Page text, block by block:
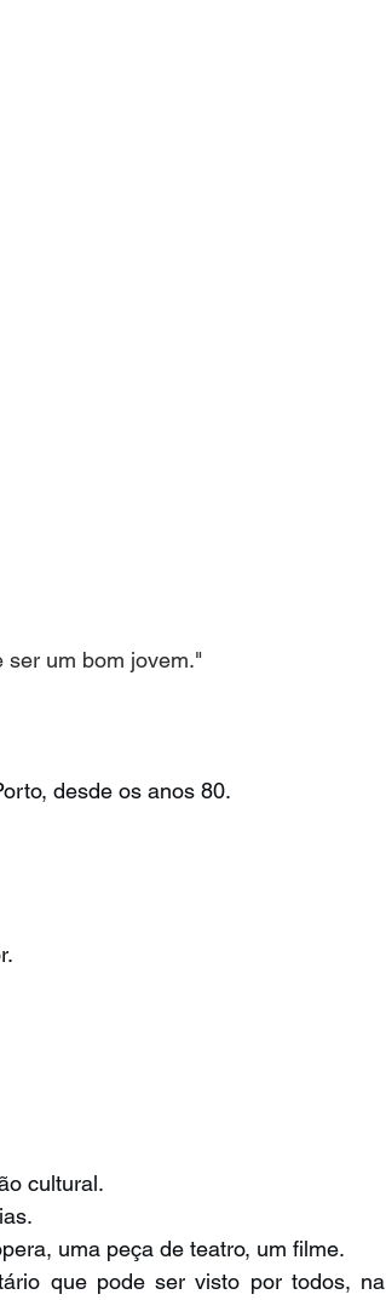
ser um bom jovem."
desde os anos 80.
cultural.
uma peça de teatro, um filme.
que pode ser visto por todos, na